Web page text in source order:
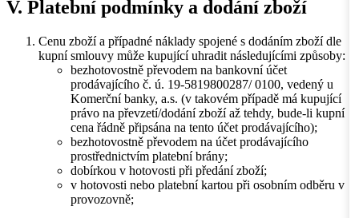
V. Platební podmínky a dodání zboží
Cenu zboží a případné náklady spojené s dodáním zboží dle
kupní smlouvy může kupující uhradit následujícími způsoby:
bezhotovostně převodem na bankovní účet
prodávajícího č. ú. 19-5819800287/ 0100, vedený u
Komerční banky, a.s. (v takovém případě má kupující
právo na převzetí/dodání zboží až tehdy, bude-li kupní
cena řádně připsána na tento účet prodávajícího);
bezhotovostně převodem na účet prodávajícího
prostřednictvím platební brány;
dobírkou v hotovosti při předání zboží;
v hotovosti nebo platební kartou při osobním odběru v
provozovně;